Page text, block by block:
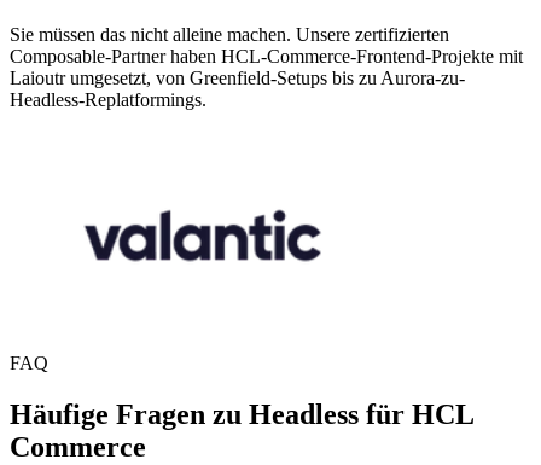
Sie müssen das nicht alleine machen. Unsere zertifizierten
Composable-Partner haben HCL-Commerce-Frontend-Projekte mit
Laioutr umgesetzt, von Greenfield-Setups bis zu Aurora-zu-
Headless-Replatformings.
FAQ
Häufige Fragen zu Headless für HCL
Commerce